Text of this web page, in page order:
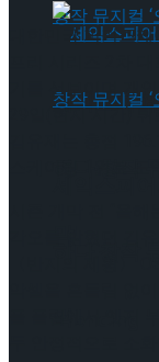
셰익스피어
대한민국 피겨스
기를 선보이며 개
29일(현지 시간)